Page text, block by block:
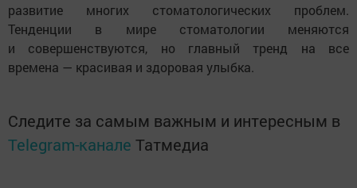
развитие многих стоматологических проблем.
Тенденции в мире стоматологии меняются
и совершенствуются, но главный тренд на все
времена — красивая и здоровая улыбка.
Следите за самым важным и интересным в
Telegram-канале Татмедиа